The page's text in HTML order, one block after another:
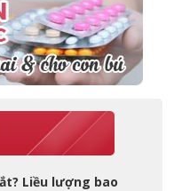
Liều lượng bao